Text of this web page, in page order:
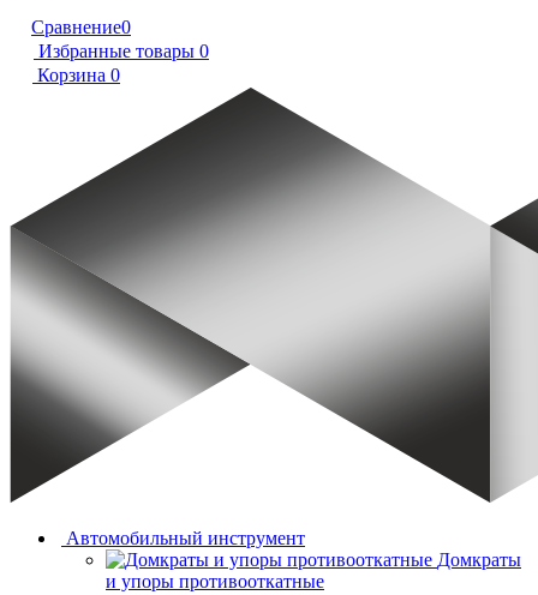
Сравнение0
Избранные товары 0
Корзина 0
Автомобильный инструмент
Домкраты
и упоры противооткатные